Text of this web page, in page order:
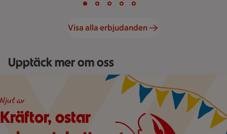
Bild 1 av 5
Bild 2 av 5
Bild 3 av 5Bild 4 av 5
Visa alla erbjudanden
Upptäck mer om oss
Illustration av en kräfta och två dillkvistar under hängande
Kräftor, ostar
Njut av